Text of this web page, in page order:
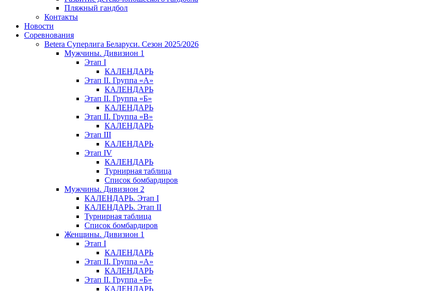
Пляжный гандбол
Контакты
Новости
Соревнования
Betera Суперлига Беларуси. Сезон 2025/2026
Мужчины. Дивизион 1
Этап I
КАЛЕНДАРЬ
Этап II. Группа «А»
КАЛЕНДАРЬ
Этап II. Группа «Б»
КАЛЕНДАРЬ
Этап II. Группа «В»
КАЛЕНДАРЬ
Этап III
КАЛЕНДАРЬ
Этап IV
КАЛЕНДАРЬ
Турнирная таблица
Список бомбардиров
Мужчины. Дивизион 2
КАЛЕНДАРЬ. Этап I
КАЛЕНДАРЬ. Этап II
Турнирная таблица
Список бомбардиров
Женщины. Дивизион 1
Этап I
КАЛЕНДАРЬ
Этап II. Группа «А»
КАЛЕНДАРЬ
Этап II. Группа «Б»
КАЛЕНДАРЬ